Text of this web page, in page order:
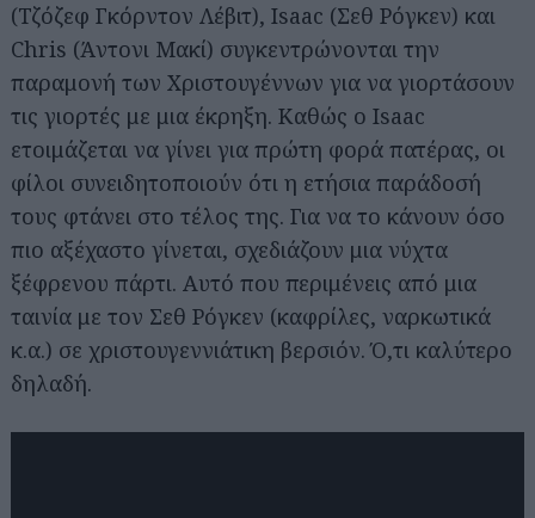
(Τζόζεφ Γκόρντον Λέβιτ), Isaac (Σεθ Ρόγκεν) και
Chris (Άντονι Μακί) συγκεντρώνονται την
παραμονή των Χριστουγέννων για να γιορτάσουν
τις γιορτές με μια έκρηξη. Καθώς ο Isaac
ετοιμάζεται να γίνει για πρώτη φορά πατέρας, οι
φίλοι συνειδητοποιούν ότι η ετήσια παράδοσή
τους φτάνει στο τέλος της. Για να το κάνουν όσο
πιο αξέχαστο γίνεται, σχεδιάζουν μια νύχτα
ξέφρενου πάρτι. Αυτό που περιμένεις από μια
ταινία με τον Σεθ Ρόγκεν (καφρίλες, ναρκωτικά
κ.α.) σε χριστουγεννιάτικη βερσιόν. Ό,τι καλύτερο
δηλαδή.